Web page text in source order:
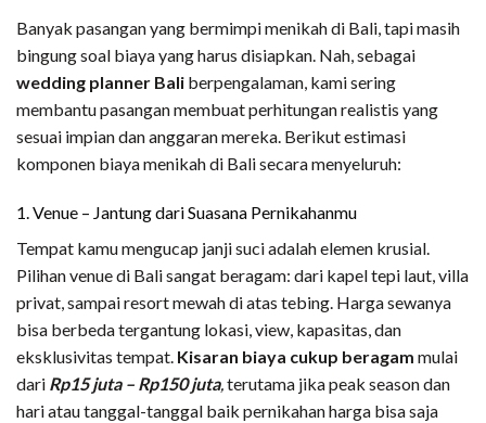
Banyak pasangan yang bermimpi menikah di Bali, tapi masih
bingung soal biaya yang harus disiapkan. Nah, sebagai
wedding planner Bali berpengalaman, kami sering
membantu pasangan membuat perhitungan realistis yang
sesuai impian dan anggaran mereka. Berikut estimasi
komponen biaya menikah di Bali secara menyeluruh:
1. Venue – Jantung dari Suasana Pernikahanmu
Tempat kamu mengucap janji suci adalah elemen krusial.
Pilihan venue di Bali sangat beragam: dari kapel tepi laut, villa
privat, sampai resort mewah di atas tebing. Harga sewanya
bisa berbeda tergantung lokasi, view, kapasitas, dan
eksklusivitas tempat. Kisaran biaya cukup beragam mulai
dari Rp15 juta – Rp150 juta,terutama jika peak season dan
hari atau tanggal-tanggal baik pernikahan harga bisa saja